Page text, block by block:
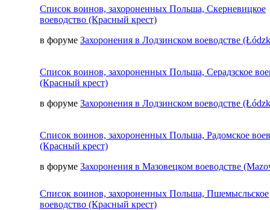
Список воинов, захороненных Польша, Скерневицкое
воеводство (Красный крест)
в форуме Захоронения в Лодзинском воеводстве
Список воинов, захороненных Польша, Серадзское
(Красный крест)
в форуме Захоронения в Лодзинском воеводстве
Список воинов, захороненных Польша, Радомское
(Красный крест)
в форуме Захоронения в Мазовецком воеводстве
Список воинов, захороненных Польша, Пшемысльское
воеводство (Красный крест)